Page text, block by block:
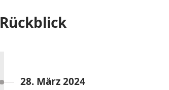
Rückblick
28. März 2024